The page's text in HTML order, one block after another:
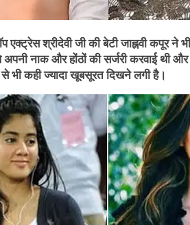
एक्ट्रेस श्रीदेवी जी की बेटी जाह्नवी कपूर ने भी
नाक और होंठों की सर्जरी करवाई थी और
भी कही ज्यादा खूबसूरत दिखने लगी है।